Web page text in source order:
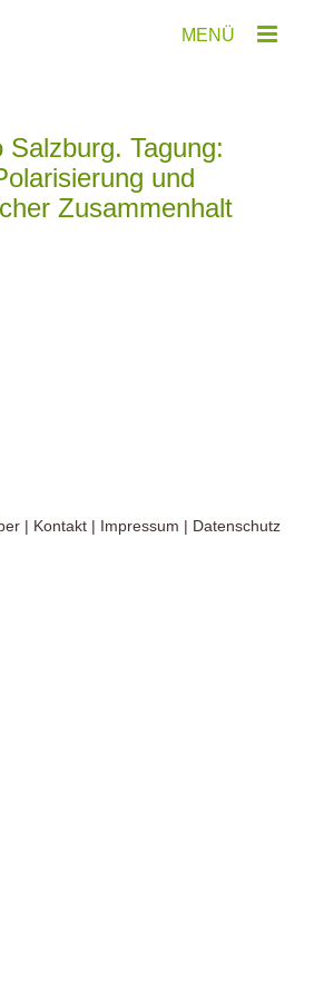
Salzburg. Tagung:
und
Zusammenhalt
| Kontakt | Impressum | Datenschutz